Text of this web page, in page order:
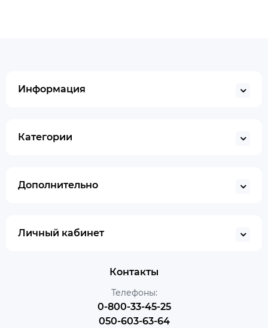
Информация
Категории
Дополнительно
Личный кабинет
Контакты
Телефоны:
0-800-33-45-25
050-603-63-64